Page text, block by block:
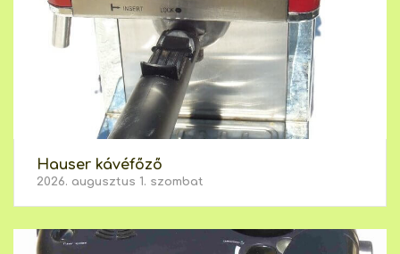
Hauser kávéfőző
2026. augusztus 1. szombat